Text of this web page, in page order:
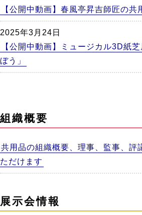
【公開中動画】春風亭昇吉師匠の共
2025年3月24日
【公開中動画】ミュージカル3D紙
ぼう」
組織概要
共用品の組織概要、理事、監事、評
ただけます
展示会情報